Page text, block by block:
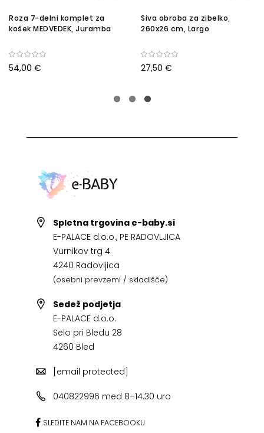
Roza 7-delni komplet za
košek MEDVEDEK, Juramba
54,00 €
Siva obroba za zibelko,
260x26 cm, Largo
27,50 €
Spletna trgovina e-baby.si
E-PALACE d.o.o., PE RADOVLJICA
Vurnikov trg 4
4240 Radovljica
(osebni prevzemi / skladišče)
Sedež podjetja
E-PALACE d.o.o.
Selo pri Bledu 28
4260 Bled
[email protected]
040822996 med 8–14.30 uro
SLEDITE NAM NA FACEBOOKU